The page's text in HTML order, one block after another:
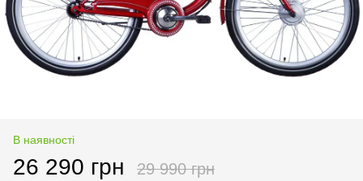
В наявності
26 290 грн 29 990 грн